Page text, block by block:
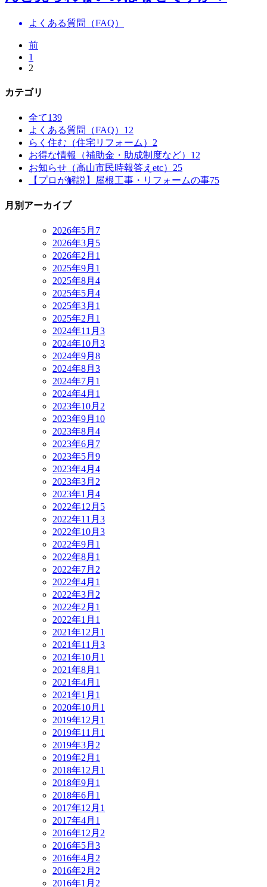
よくある質問（FAQ）
前
1
2
カテゴリ
全て139
よくある質問（FAQ） 12
らく住む（住宅リフォーム） 2
お得な情報（補助金・助成制度など） 12
お知らせ（高山市民時報答えetc） 25
【プロが解説】屋根工事・リフォームの事75
月別アーカイブ
2026年5月 7
2026年3月 5
2026年2月 1
2025年9月 1
2025年8月 4
2025年5月 4
2025年3月 1
2025年2月 1
2024年11月 3
2024年10月 3
2024年9月 8
2024年8月 3
2024年7月 1
2024年4月 1
2023年10月 2
2023年9月 10
2023年8月 4
2023年6月 7
2023年5月 9
2023年4月 4
2023年3月 2
2023年1月 4
2022年12月 5
2022年11月 3
2022年10月 3
2022年9月 1
2022年8月 1
2022年7月 2
2022年4月 1
2022年3月 2
2022年2月 1
2022年1月 1
2021年12月 1
2021年11月 3
2021年10月 1
2021年8月 1
2021年4月 1
2021年1月 1
2020年10月 1
2019年12月 1
2019年11月 1
2019年3月 2
2019年2月 1
2018年12月 1
2018年9月 1
2018年6月 1
2017年12月 1
2017年4月 1
2016年12月 2
2016年5月 3
2016年4月 2
2016年2月 2
2016年1月 2